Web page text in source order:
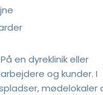
en dyreklinik eller
og kunder. I
mødelokaler